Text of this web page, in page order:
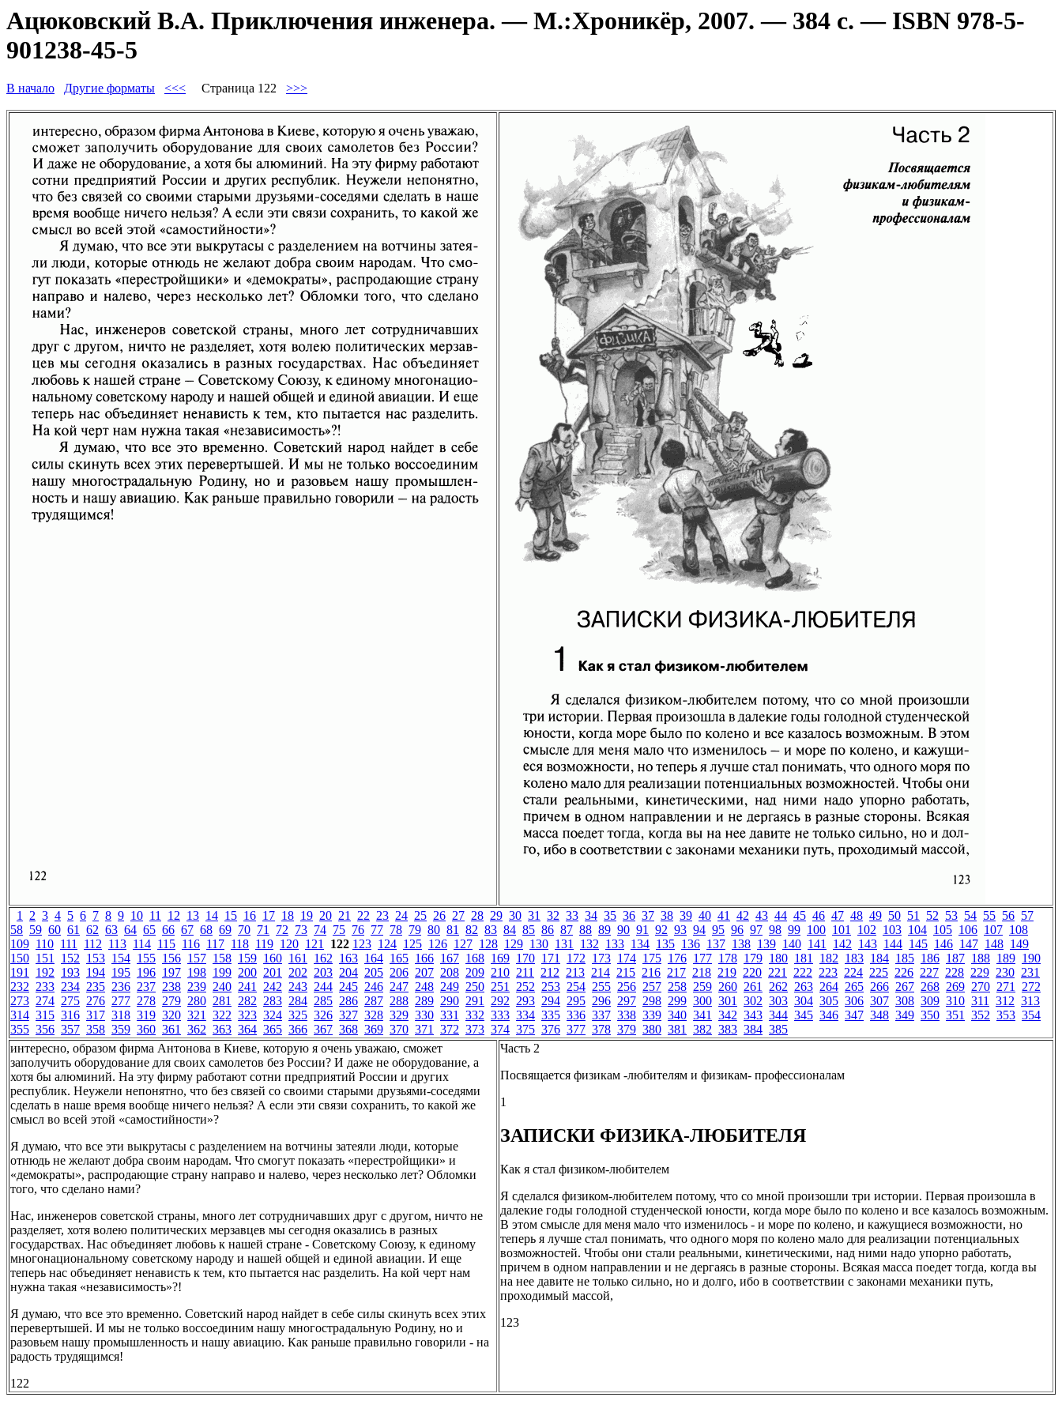
Ацюковский В.А. Приключения инженера. — М.:Хроникёр, 2007. — 384 с. — ISBN 978-5-
901238-45-5
В начало Другие форматы <<< Страница 122 >>>
1 2 3 4 5 6 7 8 9 10 11 12 13 14 15 16 17 18 19 20 21 22 23 24 25 26 27 28 29 30 31 32 33 34 35 36 37 38 39 40 41 42 43 44 45 46 47 48 49 50 51 52 53 54 55 56 57
58 59 60 61 62 63 64 65 66 67 68 69 70 71 72 73 74 75 76 77 78 79 80 81 82 83 84 85 86 87 88 89 90 91 92 93 94 95 96 97 98 99 100 101 102 103 104 105 106 107 108
109 110 111 112 113 114 115 116 117 118 119 120 121 122 123 124 125 126 127 128 129 130 131 132 133 134 135 136 137 138 139 140 141 142 143 144 145 146 147 148 149
150 151 152 153 154 155 156 157 158 159 160 161 162 163 164 165 166 167 168 169 170 171 172 173 174 175 176 177 178 179 180 181 182 183 184 185 186 187 188 189 190
191 192 193 194 195 196 197 198 199 200 201 202 203 204 205 206 207 208 209 210 211 212 213 214 215 216 217 218 219 220 221 222 223 224 225 226 227 228 229 230 231
232 233 234 235 236 237 238 239 240 241 242 243 244 245 246 247 248 249 250 251 252 253 254 255 256 257 258 259 260 261 262 263 264 265 266 267 268 269 270 271 272
273 274 275 276 277 278 279 280 281 282 283 284 285 286 287 288 289 290 291 292 293 294 295 296 297 298 299 300 301 302 303 304 305 306 307 308 309 310 311 312 313
314 315 316 317 318 319 320 321 322 323 324 325 326 327 328 329 330 331 332 333 334 335 336 337 338 339 340 341 342 343 344 345 346 347 348 349 350 351 352 353 354
355 356 357 358 359 360 361 362 363 364 365 366 367 368 369 370 371 372 373 374 375 376 377 378 379 380 381 382 383 384 385
интересно, образом фирма Антонова в Киеве, которую я очень уважаю, сможет
заполучить оборудование для своих самолетов без России? И даже не оборудование, а
хотя бы алюминий. На эту фирму работают сотни предприятий России и других
республик. Неужели непонятно, что без связей со своими старыми друзьями-соседями
сделать в наше время вообще ничего нельзя? А если эти связи сохранить, то какой же
смысл во всей этой «самостийности»?
Я думаю, что все эти выкрутасы с разделением на вотчины затеяли люди, которые
отнюдь не желают добра своим народам. Что смогут показать «перестройщики» и
«демократы», распродающие страну направо и налево, через несколько лет? Обломки
того, что сделано нами?
Нас, инженеров советской страны, много лет сотрудничавших друг с другом, ничто не
разделяет, хотя волею политических мерзавцев мы сегодня оказались в разных
государствах. Нас объединяет любовь к нашей стране - Советскому Союзу, к единому
многонациональному советскому народу и нашей общей и единой авиации. И еще
теперь нас объединяет ненависть к тем, кто пытается нас разделить. На кой черт нам
нужна такая «независимость»?!
Я думаю, что все это временно. Советский народ найдет в себе силы скинуть всех этих
перевертышей. И мы не только воссоединим нашу многострадальную Родину, но и
разовьем нашу промышленность и нашу авиацию. Как раньше правильно говорили - на
радость трудящимся!
122
Часть 2
Посвящается физикам -любителям и физикам- профессионалам
1
ЗАПИСКИ ФИЗИКА-ЛЮБИТЕЛЯ
Как я стал физиком-любителем
Я сделался физиком-любителем потому, что со мной произошли три истории. Первая произошла в
далекие годы голодной студенческой юности, когда море было по колено и все казалось возможным.
В этом смысле для меня мало что изменилось - и море по колено, и кажущиеся возможности, но
теперь я лучше стал понимать, что одного моря по колено мало для реализации потенциальных
возможностей. Чтобы они стали реальными, кинетическими, над ними надо упорно работать,
причем в одном направлении и не дергаясь в разные стороны. Всякая масса поедет тогда, когда вы
на нее давите не только сильно, но и долго, ибо в соответствии с законами механики путь,
проходимый массой,
123